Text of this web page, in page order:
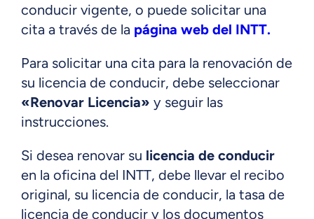
conducir vigente, o puede solicitar una
cita a través de la página web del INTT.
Para solicitar una cita para la renovación de
su licencia de conducir, debe seleccionar
«Renovar Licencia» y seguir las
instrucciones.
Si desea renovar su licencia de conducir
en la oficina del INTT, debe llevar el recibo
original, su licencia de conducir, la tasa de
licencia de conducir y los documentos